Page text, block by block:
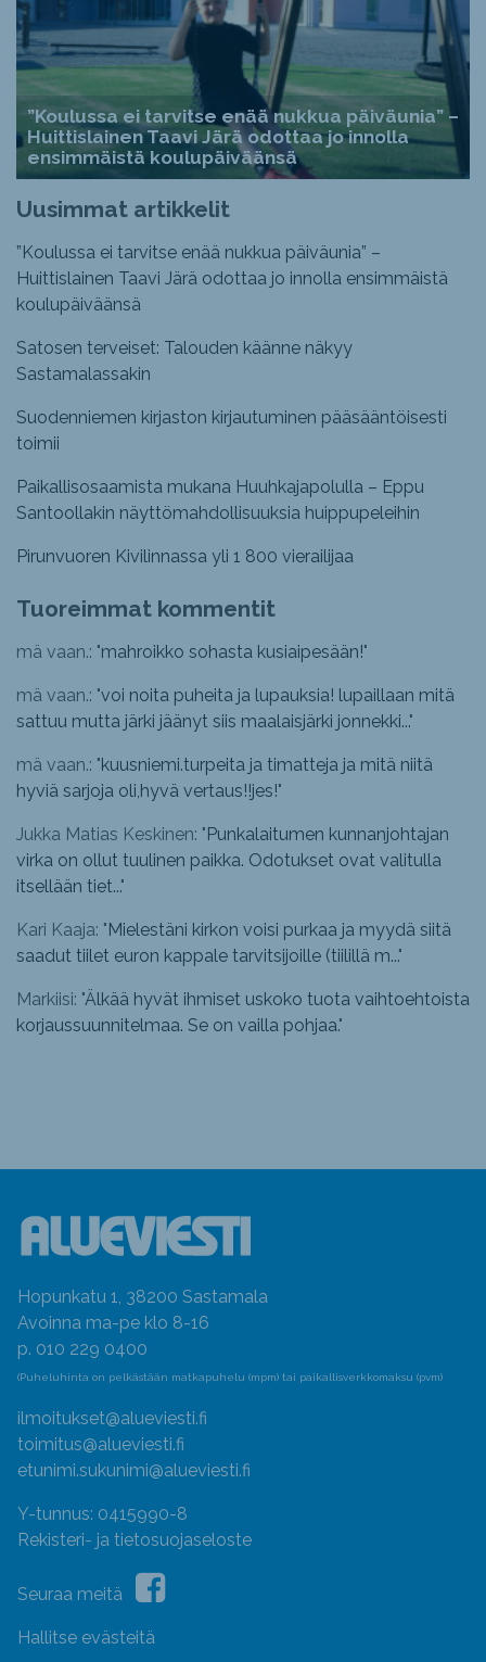
”Koulussa ei tarvitse enää nukkua päiväunia” –
Huittislainen Taavi Järä odottaa jo innolla
ensimmäistä koulupäiväänsä
Uusimmat artikkelit
”Koulussa ei tarvitse enää nukkua päiväunia” –
Huittislainen Taavi Järä odottaa jo innolla ensimmäistä
koulupäiväänsä
Satosen terveiset: Talouden käänne näkyy
Sastamalassakin
Suodenniemen kirjaston kirjautuminen pääsääntöisesti
toimii
Paikallisosaamista mukana Huuhkajapolulla – Eppu
Santoollakin näyttömahdollisuuksia huippupeleihin
Pirunvuoren Kivilinnassa yli 1 800 vierailijaa
Tuoreimmat kommentit
mä vaan.: "mahroikko sohasta kusiaipesään!"
mä vaan.: "voi noita puheita ja lupauksia! lupaillaan mitä
sattuu mutta järki jäänyt siis maalaisjärki jonnekki..."
mä vaan.: "kuusniemi.turpeita ja timatteja ja mitä niitä
hyviä sarjoja oli,hyvä vertaus!!jes!"
Jukka Matias Keskinen: "Punkalaitumen kunnanjohtajan
virka on ollut tuulinen paikka. Odotukset ovat valitulla
itsellään tiet..."
Kari Kaaja: "Mielestäni kirkon voisi purkaa ja myydä siitä
saadut tiilet euron kappale tarvitsijoille (tiilillä m..."
Markiisi: "Älkää hyvät ihmiset uskoko tuota vaihtoehtoista
korjaussuunnitelmaa. Se on vailla pohjaa."
Hopunkatu 1, 38200 Sastamala
Avoinna ma-pe klo 8-16
p. 010 229 0400
(Puheluhinta on pelkästään matkapuhelu (mpm) tai paikallisverkkomaksu (pvm)
ilmoitukset@alueviesti.fi
toimitus@alueviesti.fi
etunimi.sukunimi@alueviesti.fi
Y-tunnus: 0415990-8
Rekisteri- ja tietosuojaseloste
Seuraa meitä
Hallitse evästeitä